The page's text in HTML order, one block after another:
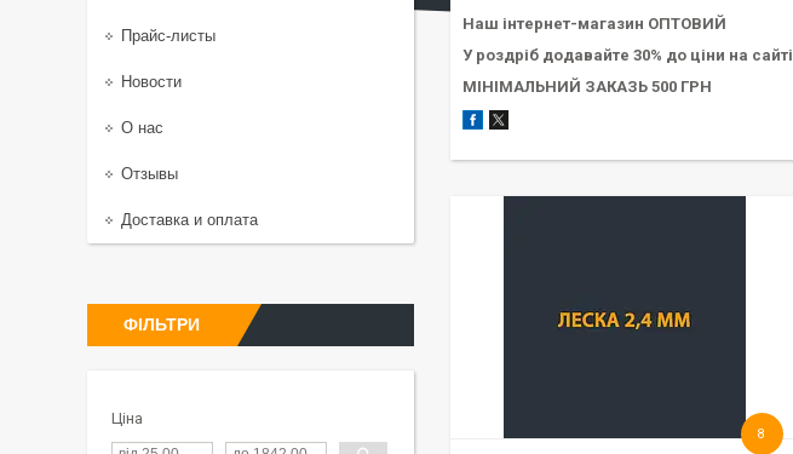
Наш інтернет-магазин ОПТОВИЙ
У роздріб додавайте 30% до ціни на сайті
МІНІМАЛЬНИЙ ЗАКАЗЬ 500 ГРН
8
Прайс-листы
Новости
О нас
Отзывы
Доставка и оплата
ФІЛЬТРИ
Ціна